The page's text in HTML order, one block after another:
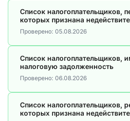
Список налогоплательщиков,
которых признана
Проверено: 05.08.2026
Список налогоплательщиков,
налоговую задолженность
Проверено: 06.08.2026
Список налогоплательщиков,
которых признана